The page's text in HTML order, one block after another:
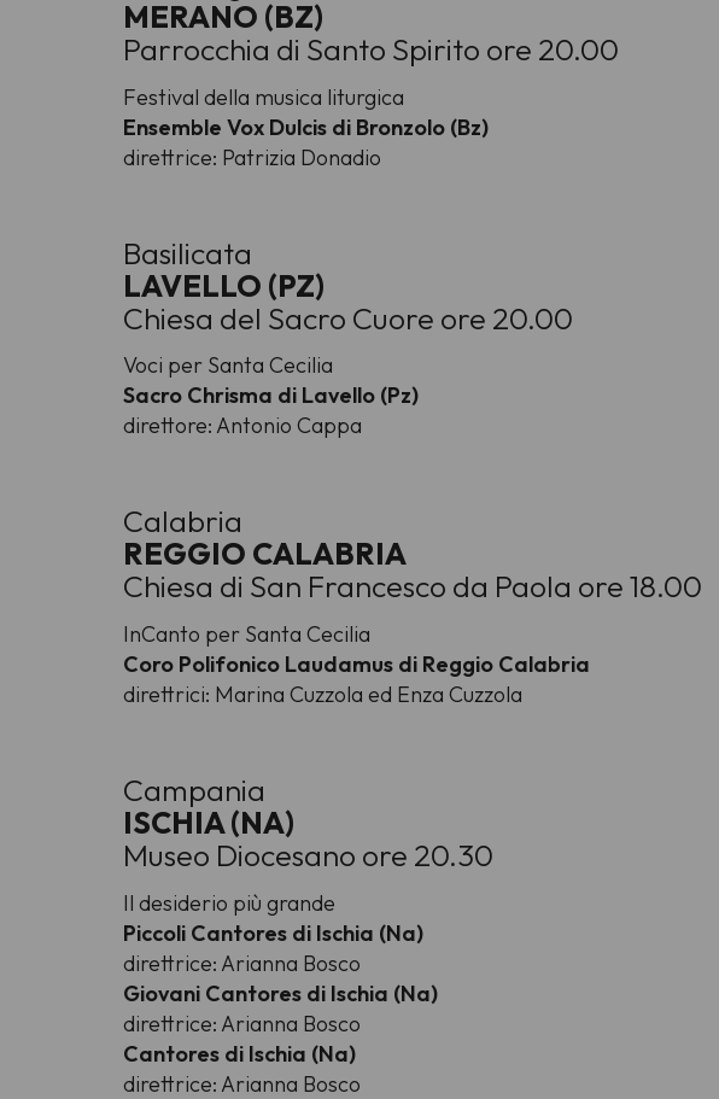
MERANO (BZ)
Parrocchia di Santo Spirito ore 20.00
Festival della musica liturgica
Ensemble Vox Dulcis di Bronzolo (Bz)
direttrice: Patrizia Donadio
Basilicata
LAVELLO (PZ)
Chiesa del Sacro Cuore ore 20.00
Voci per Santa Cecilia
Sacro Chrisma di Lavello (Pz)
direttore: Antonio Cappa
Calabria
REGGIO CALABRIA
Chiesa di San Francesco da Paola ore 18.00
InCanto per Santa Cecilia
Coro Polifonico Laudamus di Reggio Calabria
direttrici: Marina Cuzzola ed Enza Cuzzola
Campania
ISCHIA (NA)
Museo Diocesano ore 20.30
Il desiderio più grande
Piccoli Cantores di Ischia (Na)
direttrice: Arianna Bosco
Giovani Cantores di Ischia (Na)
direttrice: Arianna Bosco
Cantores di Ischia (Na)
direttrice: Arianna Bosco